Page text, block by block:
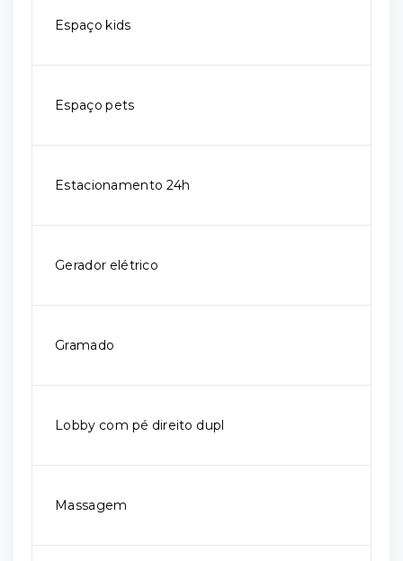
Espaço kids
Espaço pets
Estacionamento 24h
Gerador elétrico
Gramado
Lobby com pé direito dupl
Massagem